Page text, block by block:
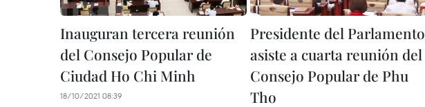
Inauguran tercera reunión
del Consejo Popular de
Ciudad Ho Chi Minh
18/10/2021 08:39
Presidente del Parlamento
asiste a cuarta reunión del
Consejo Popular de Phu
Tho